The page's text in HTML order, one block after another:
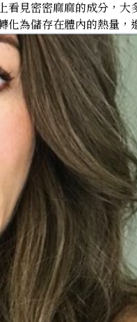
見密密麻麻的成分，大
為儲存在體內的熱量，